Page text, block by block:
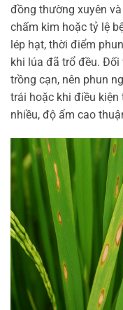
đồng thường xuyên
chấm kim hoặc tỷ lệ
lép hạt, thời điểm
khi lúa đã trổ đều.
trồng cạn, nên phun
trái hoặc khi điều
nhiều, độ ẩm cao